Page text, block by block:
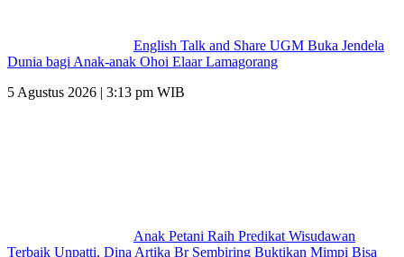
English Talk and Share UGM Buka Jendela
Dunia bagi Anak-anak Ohoi Elaar Lamagorang
5 Agustus 2026 | 3:13 pm WIB
Anak Petani Raih Predikat Wisudawan
Terbaik Unpatti, Dina Artika Br Sembiring Buktikan Mimpi Bisa